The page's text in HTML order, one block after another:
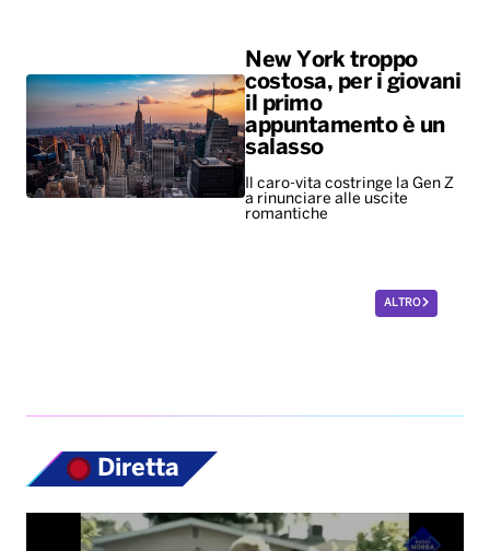
New York troppo
costosa, per i giovani
il primo
appuntamento è un
salasso
Il caro-vita costringe la Gen Z
a rinunciare alle uscite
romantiche
ALTRO
Diretta